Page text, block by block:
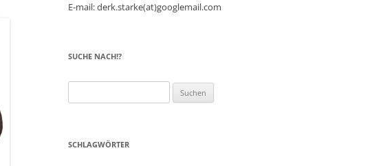
E-mail: derk.starke(at)googlemail.com
SUCHE NACH!?
nach:
SCHLAGWÖRTER